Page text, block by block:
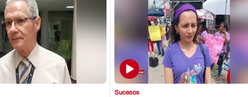
Sucesos